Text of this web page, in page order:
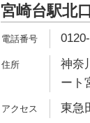
宮崎台駅北
神奈
ート
東急